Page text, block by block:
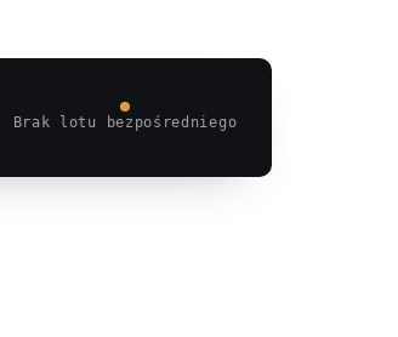
Brak lotu bezpośredniego